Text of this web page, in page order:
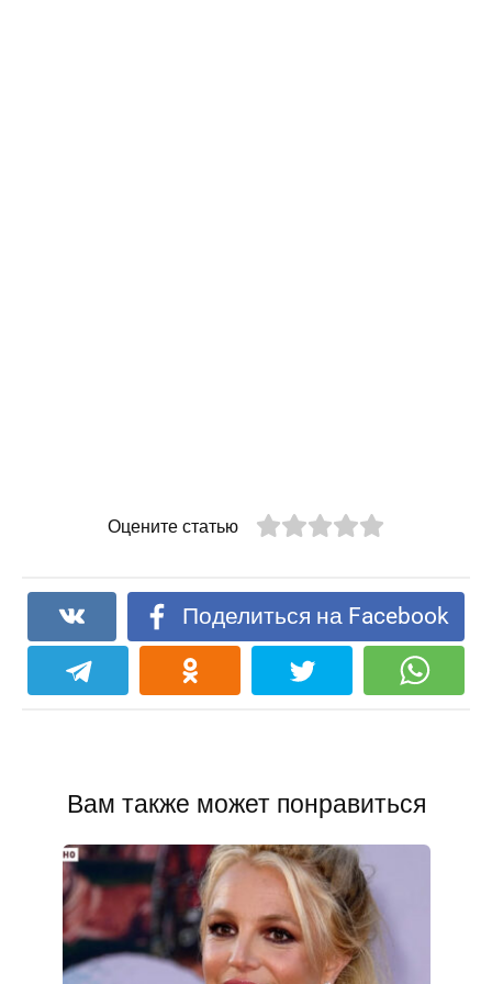
Оцените статью
Поделиться на Facebook
Вам также может понравиться